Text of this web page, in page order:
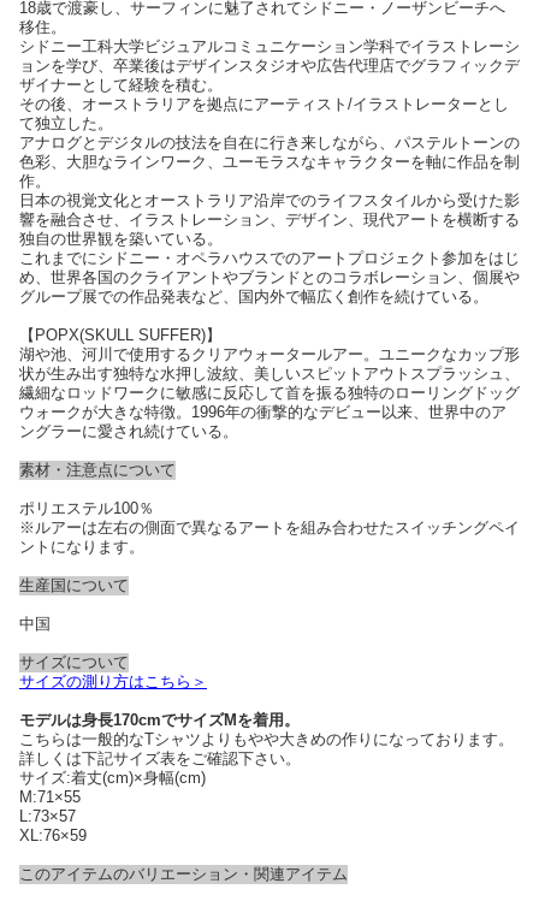
18歳で渡豪し、サーフィンに魅了されてシドニー・ノーザンビーチへ
移住。
シドニー工科大学ビジュアルコミュニケーション学科でイラストレーシ
ョンを学び、卒業後はデザインスタジオや広告代理店でグラフィックデ
ザイナーとして経験を積む。
その後、オーストラリアを拠点にアーティスト/イラストレーターとし
て独立した。
アナログとデジタルの技法を自在に行き来しながら、パステルトーンの
色彩、大胆なラインワーク、ユーモラスなキャラクターを軸に作品を制
作。
日本の視覚文化とオーストラリア沿岸でのライフスタイルから受けた影
響を融合させ、イラストレーション、デザイン、現代アートを横断する
独自の世界観を築いている。
これまでにシドニー・オペラハウスでのアートプロジェクト参加をはじ
め、世界各国のクライアントやブランドとのコラボレーション、個展や
グループ展での作品発表など、国内外で幅広く創作を続けている。
【POPX(SKULL SUFFER)】
湖や池、河川で使用するクリアウォータールアー。ユニークなカップ形
状が生み出す独特な水押し波紋、美しいスピットアウトスプラッシュ、
繊細なロッドワークに敏感に反応して首を振る独特のローリングドッグ
ウォークが大きな特徴。1996年の衝撃的なデビュー以来、世界中のア
ングラーに愛され続けている。
素材・注意点について
ポリエステル100％
※ルアーは左右の側面で異なるアートを組み合わせたスイッチングペイ
ントになります。
生産国について
中国
サイズについて
サイズの測り方はこちら＞
モデルは身長170cmでサイズMを着用。
こちらは一般的なTシャツよりもやや大きめの作りになっております。
詳しくは下記サイズ表をご確認下さい。
サイズ:着丈(cm)×身幅(cm)
M:71×55
L:73×57
XL:76×59
このアイテムのバリエーション・関連アイテム